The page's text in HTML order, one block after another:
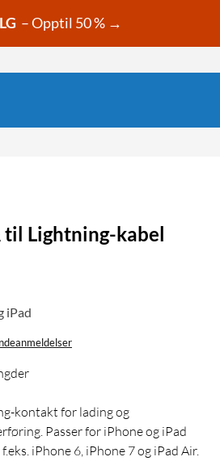
– Opptil 50 % →
til Lightning-kabel
iPad
kontakt for lading og
Passer for iPhone og iPad
iPhone 6, iPhone 7 og iPad Air.